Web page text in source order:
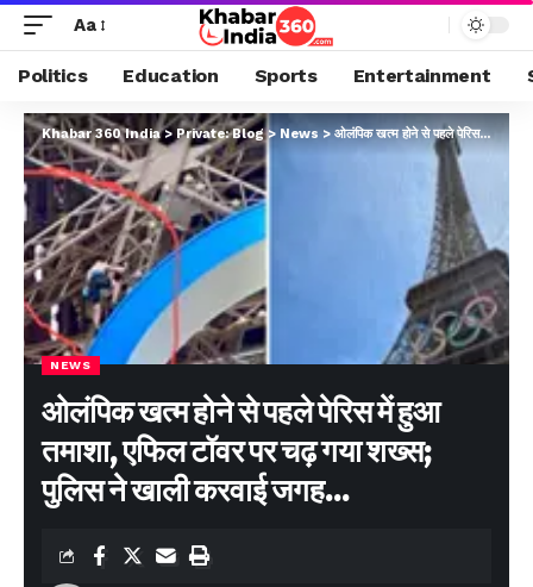
Aa
Politics Education Sports Entertainment
Khabar 360 India>Private: Blog> News>ओलंपिक खत्म होने से पहले पेरिस में हुआ तमाशा, एफिल टॉवर पर चढ़ गया शख्स; पुलिस ने खाली करवाई जगह…
NEWS
ओलंपिक खत्म होने से पहले पेरिस में हुआ
तमाशा, एफिल टॉवर पर चढ़ गया शख्स;
पुलिस ने खाली करवाई जगह…